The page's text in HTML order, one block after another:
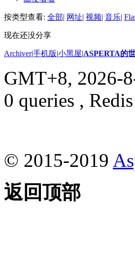
按类型查看: 全部| 网址| 视频| 音乐|
现在还没分享
Archiver|手机版|小黑屋|ASPERTA的
GMT+8, 2026-
0 queries ,
© 2015-2019
返回顶部